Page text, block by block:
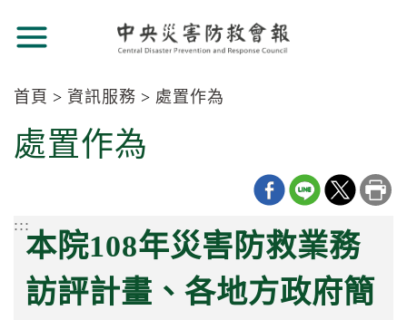
區
Center
block
跳
到
要首頁 資訊服務 處置作為
:::
處置作為
:::
本院108年災害防救業務
訪評計畫、各地方政府簡